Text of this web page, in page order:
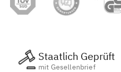
Staatlich Geprüft
mit Gesellenbrief